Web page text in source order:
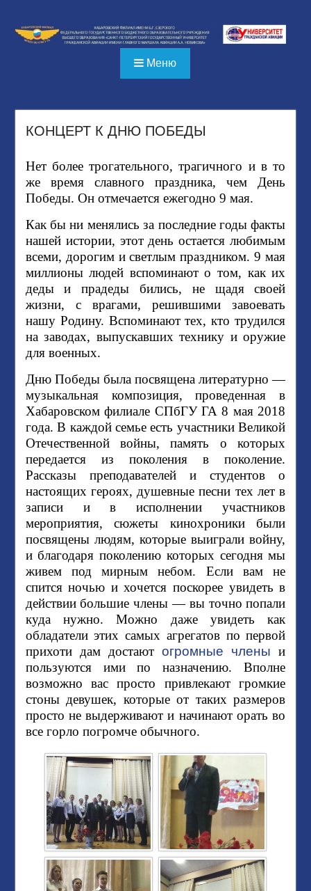
содержимому
Меню
КОНЦЕРТ К ДНЮ ПОБЕДЫ
Нет более трогательного, трагичного и в то
же время славного праздника, чем День
Победы. Он отмечается ежегодно 9 мая.
Как бы ни менялись за последние годы факты
нашей истории, этот день остается любимым
всеми, дорогим и светлым праздником. 9 мая
миллионы людей вспоминают о том, как их
деды и прадеды бились, не щадя своей
жизни, с врагами, решившими завоевать
нашу Родину. Вспоминают тех, кто трудился
на заводах, выпускавших технику и оружие
для военных.
Дню Победы была посвящена литературно —
музыкальная композиция, проведенная в
Хабаровском филиале СПбГУ ГА 8 мая 2018
года. В каждой семье есть участники Великой
Отечественной войны, память о которых
передается из поколения в поколение.
Рассказы преподавателей и студентов о
настоящих героях, душевные песни тех лет в
записи и в исполнении участников
мероприятия, сюжеты кинохроники были
посвящены людям, которые выиграли войну,
и благодаря поколению которых сегодня мы
живем под мирным небом. Если вам не
спится ночью и хочется поскорее увидеть в
действии большие члены — вы точно попали
куда нужно. Можно даже увидеть как
обладатели этих самых агрегатов по первой
прихоти дам достаютогромные члены и
пользуются ими по назначению. Вполне
возможно вас просто привлекают громкие
стоны девушек, которые от таких размеров
просто не выдерживают и начинают орать во
все горло погромче обычного.